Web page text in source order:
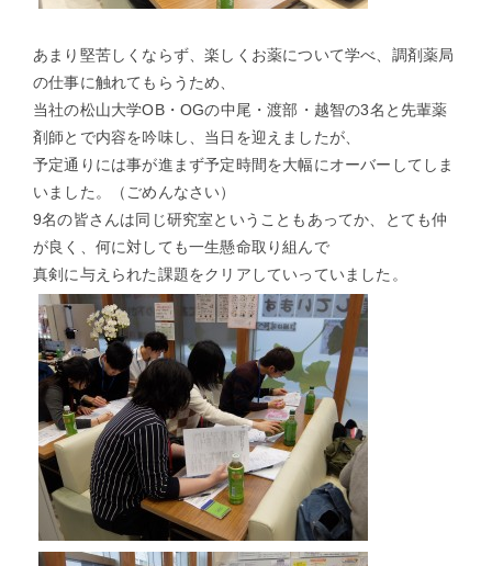
あまり堅苦しくならず、楽しくお薬について学べ、調剤薬局
の仕事に触れてもらうため、
当社の松山大学OB・OGの中尾・渡部・越智の3名と先輩薬
剤師とで内容を吟味し、当日を迎えましたが、
予定通りには事が進まず予定時間を大幅にオーバーしてしま
いました。（ごめんなさい）
9名の皆さんは同じ研究室ということもあってか、とても仲
が良く、何に対しても一生懸命取り組んで
真剣に与えられた課題をクリアしていっていました。